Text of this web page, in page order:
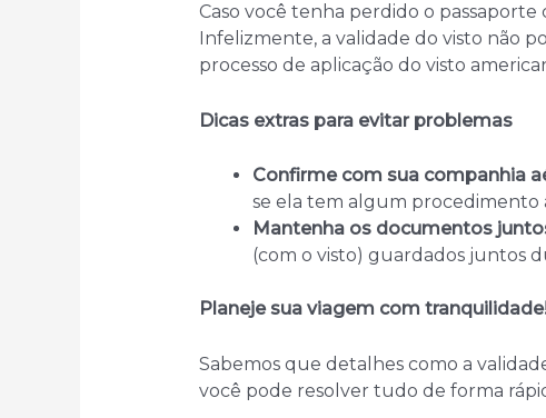
Caso você tenha perdido o passaporte
Infelizmente, a validade do visto não
processo de aplicação do visto
Dicas extras para evitar problemas
Confirme com sua companhia
se ela tem algum procedimento
Mantenha os documentos
(com o visto) guardados juntos
Planeje sua viagem com
Sabemos que detalhes como a
você pode resolver tudo de forma